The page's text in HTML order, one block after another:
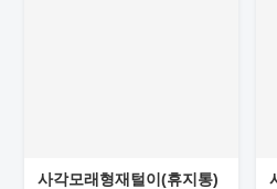
사각모래형재털이(휴지통)